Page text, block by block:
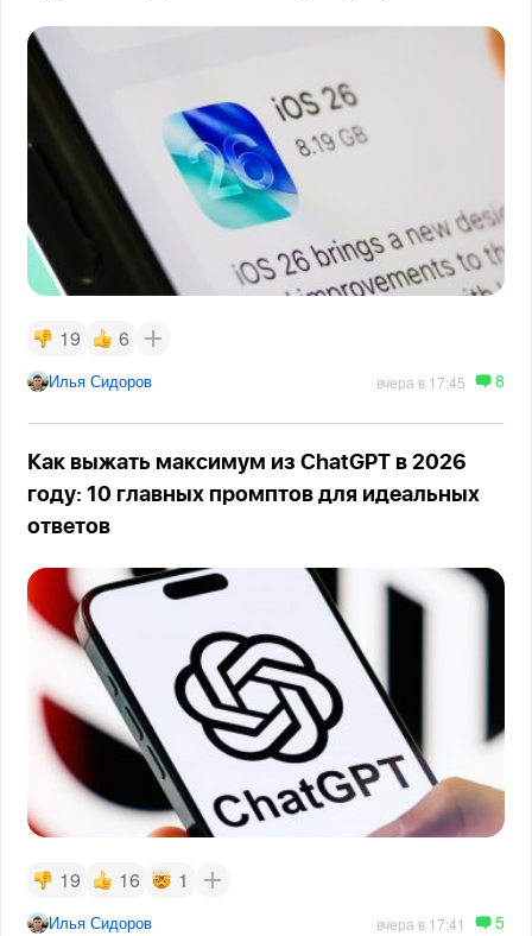
19 6
Илья Сидоров вчера в 17:45 8
Как выжать максимум из ChatGPT в 2026
году: 10 главных промптов для идеальных
ответов
19 16 1
Илья Сидоров вчера в 17:41 5